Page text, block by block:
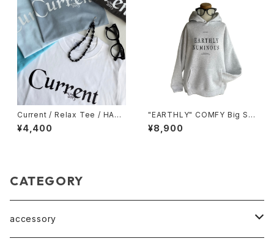
Current / Relax Tee / HAZY
BLACK / WHITE / ACID BLU
E / NAVY
¥4,400
"EARTHLY" COMFY Big Sil
houette Hoodie / Light Gra
y
¥8,900
CATEGORY
accessory